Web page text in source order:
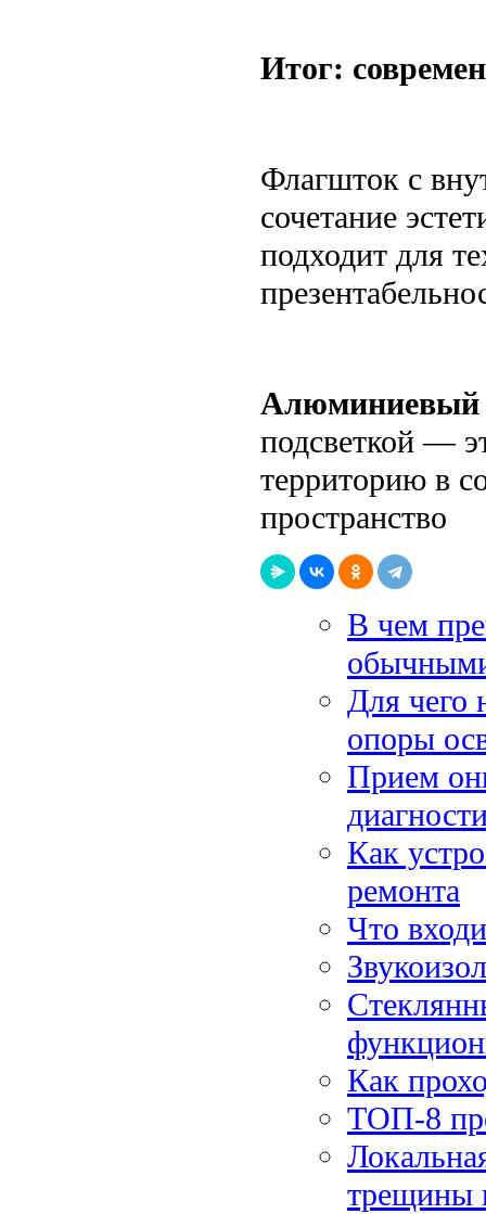
Итог:
Флагшток с
сочетание
подходит для
Алюминиевый
подсветкой —
территорию в
пространство
В чем
Для чего
опоры
Прием
Как
ремонта
Что
Как
ТОП-8
трещины